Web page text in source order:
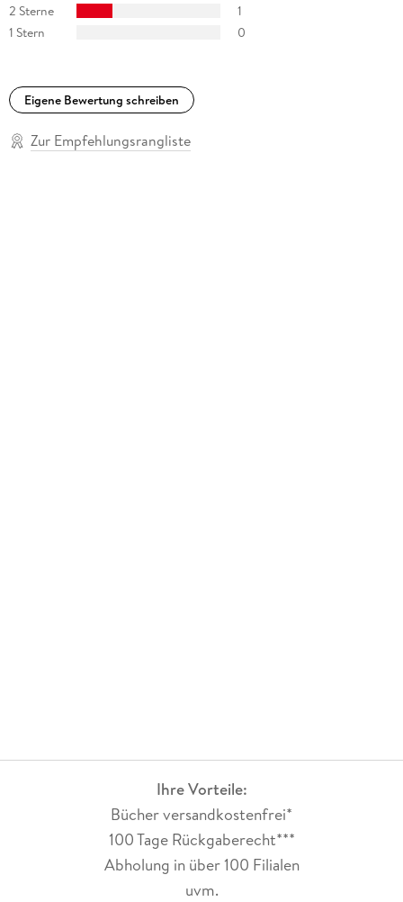
2 Sterne
1
1 Stern
0
Eigene Bewertung schreiben
Zur Empfehlungsrangliste
Ihre Vorteile:
Bücher versandkostenfrei*
100 Tage Rückgaberecht***
Abholung in über 100 Filialen
uvm.